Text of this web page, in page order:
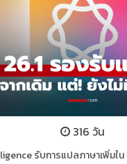
316 วัน
รับการแปลภาษาเพิ่มใน